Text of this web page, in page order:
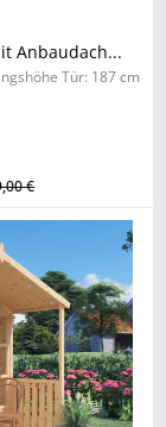
Anbaudach...
Tür: 187 cm
€